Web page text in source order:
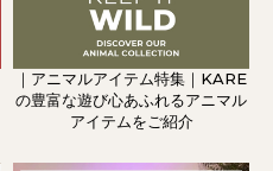
｜アニマルアイテム特集｜KARE
の豊富な遊び心あふれるアニマル
アイテムをご紹介